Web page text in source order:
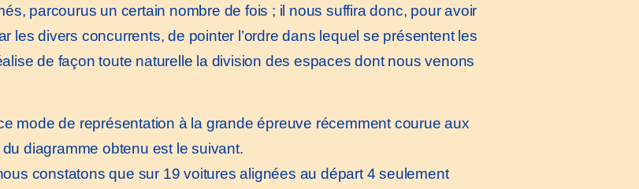
parcourus un certain nombre de fois ; il nous suffira donc, pour avoir
les divers concurrents, de pointer l’ordre dans lequel se présentent les
de façon toute naturelle la division des espaces dont nous venons
mode de représentation à la grande épreuve récemment courue aux
diagramme obtenu est le suivant.
constatons que sur 19 voitures alignées au départ 4 seulement